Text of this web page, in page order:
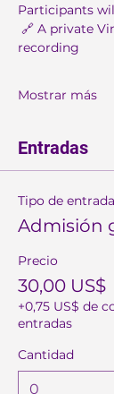
Participants
recording
Mostrar más
Entradas
Tipo de entrada
Admisión
Precio
30,00 US$
+0,75 US$ de
entradas
Cantidad